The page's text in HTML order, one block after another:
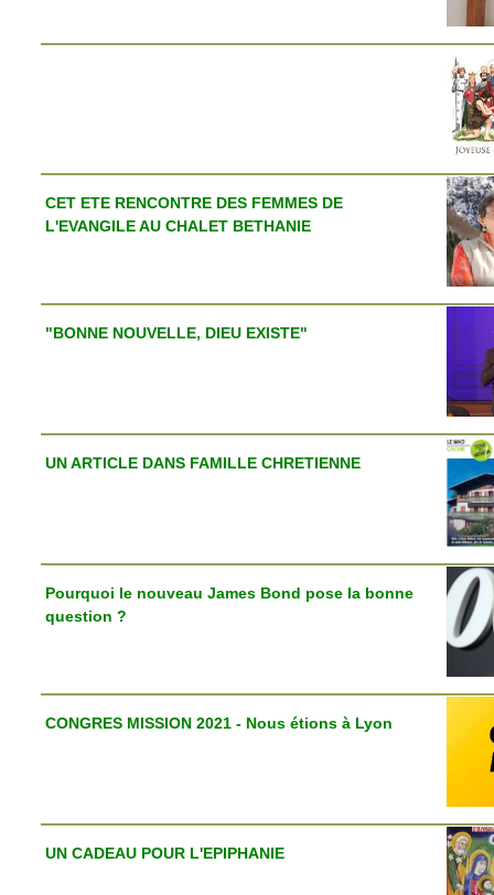
CET ETE RENCONTRE DES FEMMES DE
L'EVANGILE AU CHALET BETHANIE
"BONNE NOUVELLE, DIEU EXISTE"
UN ARTICLE DANS FAMILLE CHRETIENNE
Pourquoi le nouveau James Bond pose la bonne
question ?
CONGRES MISSION 2021 - Nous étions à Lyon
UN CADEAU POUR L'EPIPHANIE